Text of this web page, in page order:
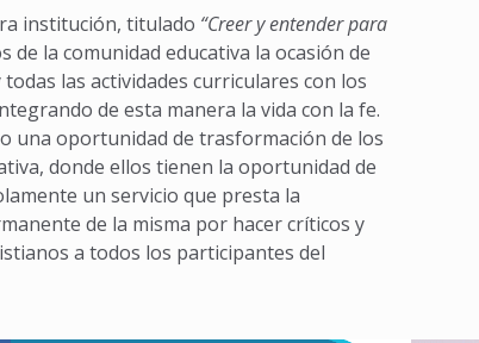
institución, titulado “Creer y entender para
de la comunidad educativa la ocasión de
las actividades curriculares con los
de esta manera la vida con la fe.
una oportunidad de trasformación de los
donde ellos tienen la oportunidad de
un servicio que presta la
de la misma por hacer críticos y
a todos los participantes del